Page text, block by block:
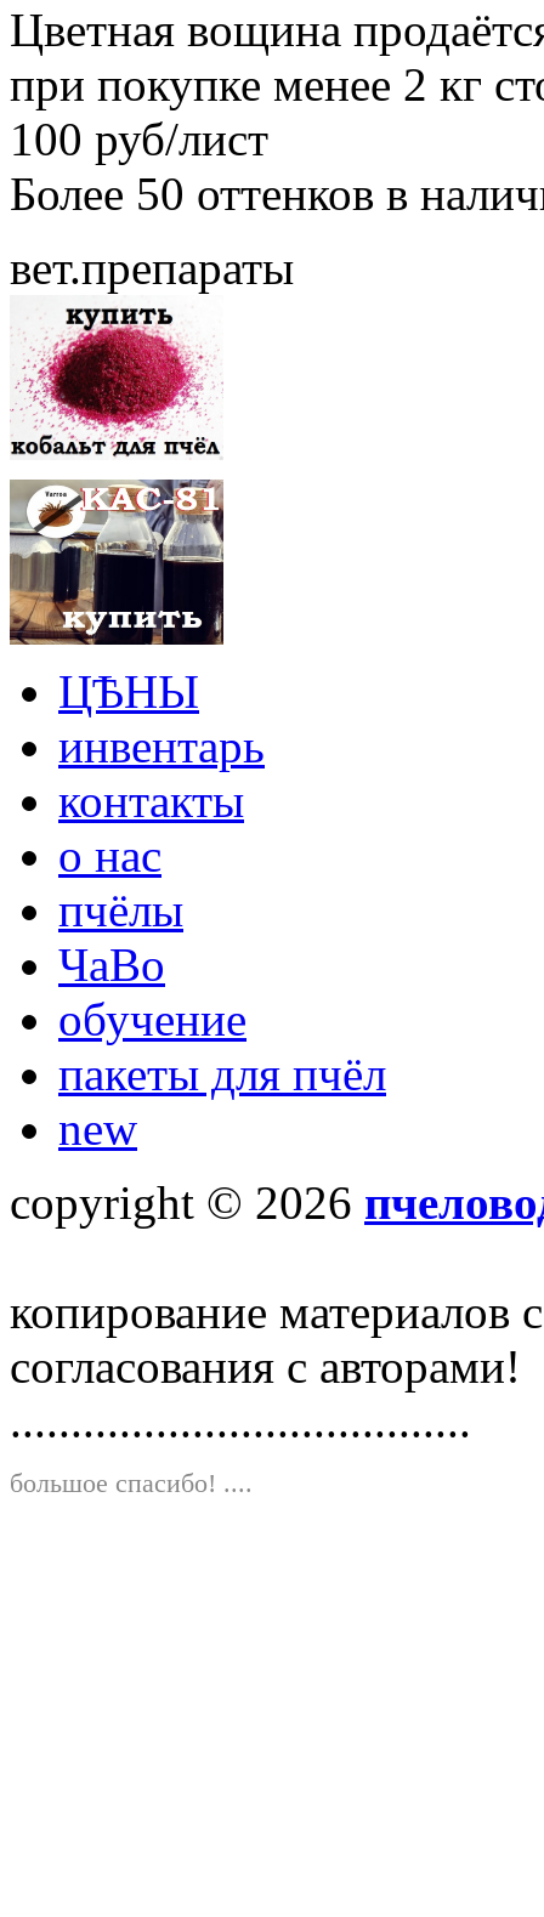
Цветная вощина
при покупке менее 2 кг
100 руб/лист
Более 50 оттенков в
вет.препараты
ЦѢНЫ
инвентарь
контакты
о нас
пчёлы
ЧаВо
обучение
пакеты для пчёл
new
copyright © 2026
копирование материалов
согласования с авторами!
......................................
большое спасибо! ....